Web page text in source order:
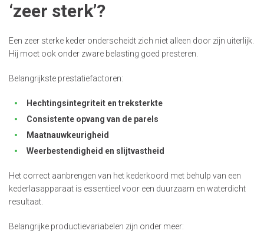
‘zeer sterk’?
Een zeer sterke keder onderscheidt zich niet alleen door zijn uiterlijk.
Hij moet ook onder zware belasting goed presteren.
Belangrijkste prestatiefactoren:
Hechtingsintegriteit en treksterkte
Consistente opvang van de parels
Maatnauwkeurigheid
Weerbestendigheid en slijtvastheid
Het correct aanbrengen van het kederkoord met behulp van een
kederlasapparaat is essentieel voor een duurzaam en waterdicht
resultaat.
Belangrijke productievariabelen zijn onder meer: